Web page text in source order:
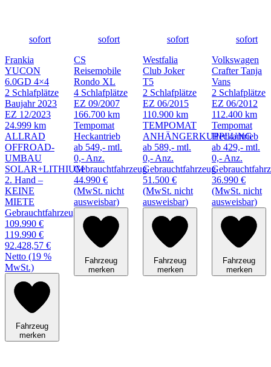
sofort
Frankia
YUCON
6.0GD 4×4
2 Schlafplätze
Baujahr 2023
EZ 12/2023
24.999 km
ALLRAD
OFFROAD-
UMBAU
SOLAR+LITHIUM
2. Hand –
KEINE
MIETE
Gebrauchtfahrzeug
109.990 €
119.990 €
92.428,57 €
Netto (19 %
MwSt.)
Fahrzeug
merken
sofort
CS
Reisemobile
Rondo XL
4 Schlafplätze
EZ 09/2007
166.700 km
Tempomat
Heckantrieb
ab 549,- mtl.
0,- Anz.
Gebrauchtfahrzeug
44.990 €
(MwSt. nicht
ausweisbar)
Fahrzeug
merken
sofort
Westfalia
Club Joker
T5
2 Schlafplätze
EZ 06/2015
110.900 km
TEMPOMAT
ANHÄNGERKUPPLUNG
ab 589,- mtl.
0,- Anz.
Gebrauchtfahrzeug
51.500 €
(MwSt. nicht
ausweisbar)
Fahrzeug
merken
sofort
Volkswagen
Crafter Tanja
Vans
2 Schlafplätze
EZ 06/2012
112.400 km
Tempomat
Heckantrieb
ab 429,- mtl.
0,- Anz.
36.990 €
(MwSt. nicht
ausweisbar)
Fahrzeug
merken